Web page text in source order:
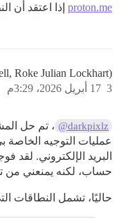
proton.me إذا اعتقد أن
Roke Julian Lockhart)
17 أبريل 2026، 3:29م 3
@darkpixlz ، تم حل
عمليات التوجيه
حساب، لكنه يمنعني
حاليًا، تشمل النطاقات